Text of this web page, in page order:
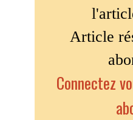
Article
Connectez